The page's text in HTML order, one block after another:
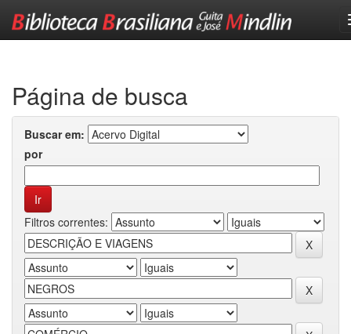
Página de busca
Buscar em:
por
Filtros correntes: